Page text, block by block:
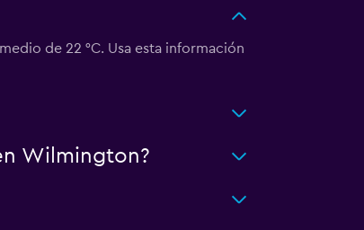
de 22 °C. Usa esta información
Wilmington?